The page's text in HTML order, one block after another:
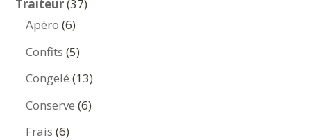
Traiteur 37
Apéro 66
produits
Confits 55
produits
Congelé 1313
produits
Conserve 66
Frais 66